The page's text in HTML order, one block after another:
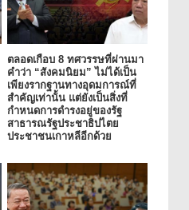
ตลอดเกือบ 8 ทศวรรษที่ผ่านมา
คำว่า “สังคมนิยม” ไม่ได้เป็น
เพียงรากฐานทางอุดมการณ์ที่
สำคัญเท่านั้น แต่ยังเป็นสิ่งที่
กำหนดการดำรงอยู่ของรัฐ
สาธารณรัฐประชาธิปไตย
ประชาชนเกาหลีอีกด้วย